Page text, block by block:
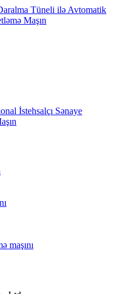
Tüneli ilə Avtomatik
Maşın
İstehsalçı Sənaye
maşını